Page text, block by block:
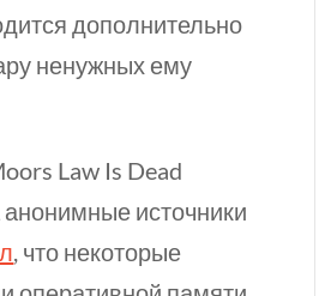
дополнительно
ненужных ему
Law Is Dead
источники
, что некоторые